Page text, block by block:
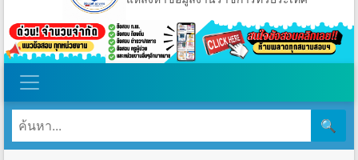
วันอาทิตย์ที่ 9 เดือนสิงหาคม พ.ศ.2569
🔍